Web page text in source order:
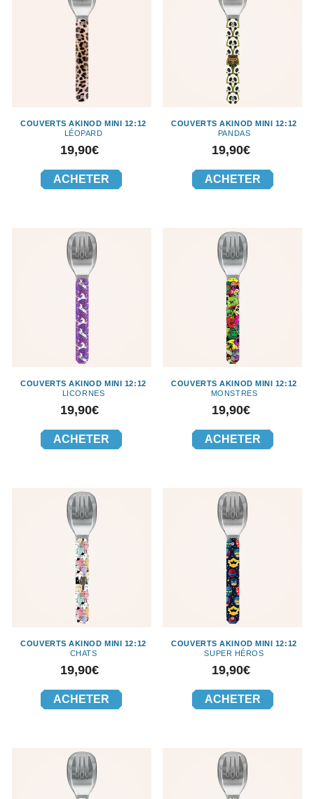
COUVERTS AKINOD MINI 12:12
LÉOPARD
Prix
19,90€
ACHETER
COUVERTS AKINOD MINI 12:12
PANDAS
Prix
19,90€
ACHETER
COUVERTS AKINOD MINI 12:12
LICORNES
Prix
19,90€
ACHETER
COUVERTS AKINOD MINI 12:12
MONSTRES
Prix
19,90€
ACHETER
COUVERTS AKINOD MINI 12:12
CHATS
Prix
19,90€
ACHETER
COUVERTS AKINOD MINI 12:12
SUPER HÉROS
Prix
19,90€
ACHETER